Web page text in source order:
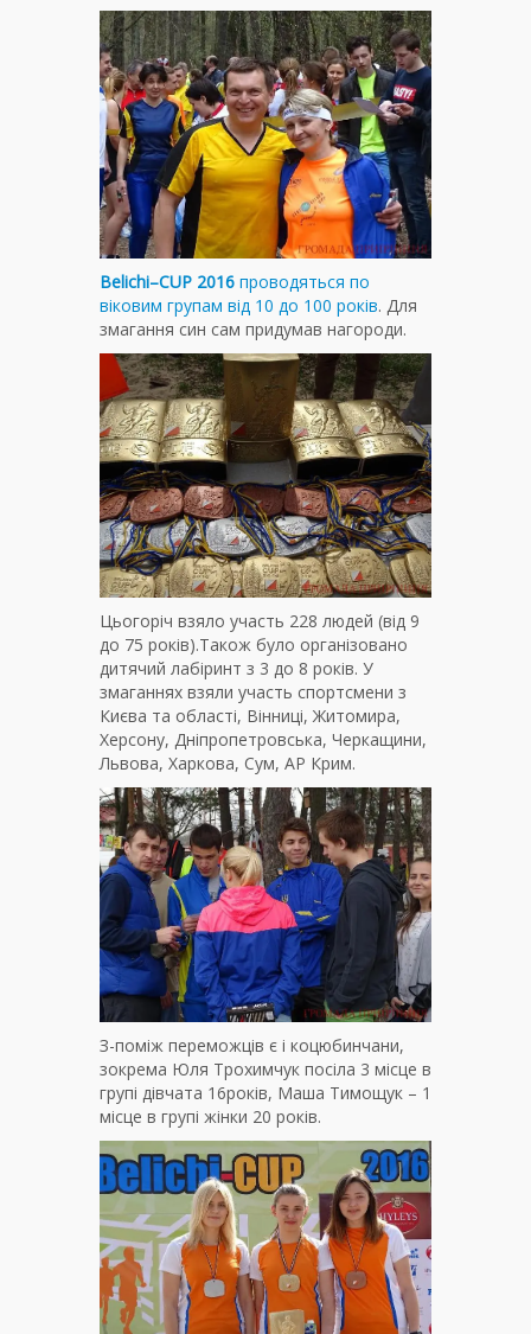
Belichi–CUP 2016 проводяться по
віковим групам від 10 до 100 років. Для
змагання син сам придумав нагороди.
Цьогоріч взяло участь 228 людей (від 9
до 75 років).Також було організовано
дитячий лабіринт з 3 до 8 років. У
змаганнях взяли участь спортсмени з
Києва та області, Вінниці, Житомира,
Херсону, Дніпропетровська, Черкащини,
Львова, Харкова, Сум, АР Крим.
З-поміж переможців є і коцюбинчани,
зокрема Юля Трохимчук посіла 3 місце в
групі дівчата 16років, Маша Тимощук – 1
місце в групі жінки 20 років.